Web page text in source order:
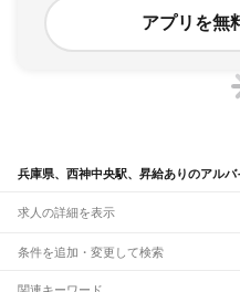
アプリを無
兵庫県、西神中央駅、昇給ありのアル
求人の詳細を表示
条件を追加・変更して検索
市区町村を追加・変更